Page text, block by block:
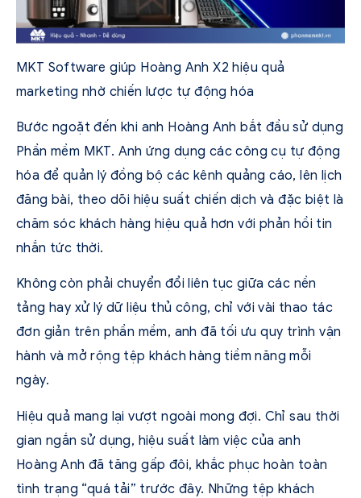
MKT Software giúp Hoàng Anh X2 hiệu quả
marketing nhờ chiến lược tự động hóa
Bước ngoặt đến khi anh Hoàng Anh bắt đầu sử dụng
Phần mềm MKT. Anh ứng dụng các công cụ tự động
hóa để quản lý đồng bộ các kênh quảng cáo, lên lịch
đăng bài, theo dõi hiệu suất chiến dịch và đặc biệt là
chăm sóc khách hàng hiệu quả hơn với phản hồi tin
nhắn tức thời.
Không còn phải chuyển đổi liên tục giữa các nền
tảng hay xử lý dữ liệu thủ công, chỉ với vài thao tác
đơn giản trên phần mềm, anh đã tối ưu quy trình vận
hành và mở rộng tệp khách hàng tiềm năng mỗi
ngày.
Hiệu quả mang lại vượt ngoài mong đợi. Chỉ sau thời
gian ngắn sử dụng, hiệu suất làm việc của anh
Hoàng Anh đã tăng gấp đôi, khắc phục hoàn toàn
tình trạng “quá tải” trước đây. Những tệp khách